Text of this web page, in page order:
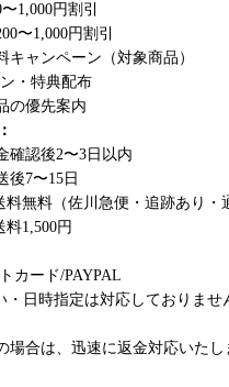
1,000円割引
〜1,000円割引
キャンペーン（対象商品）
・特典配布
の優先案内
確認後2〜3日以内
後7〜15日
料無料（佐川急便・追跡あり・
料1,500円
カード/PAYPAL
日時指定は対応しておりませ
場合は、迅速に返金対応いたし